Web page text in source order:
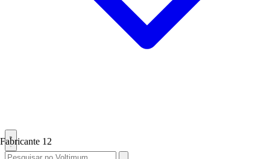
Fabricante 12